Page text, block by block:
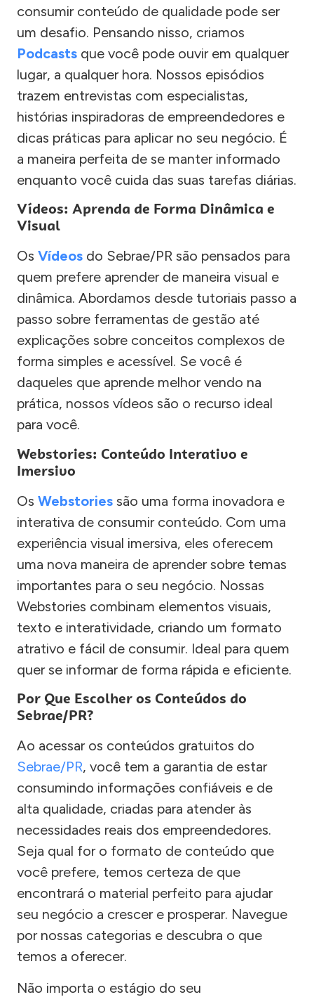
consumir conteúdo de qualidade pode ser
um desafio. Pensando nisso, criamos
Podcasts que você pode ouvir em qualquer
lugar, a qualquer hora. Nossos episódios
trazem entrevistas com especialistas,
histórias inspiradoras de empreendedores e
dicas práticas para aplicar no seu negócio. É
a maneira perfeita de se manter informado
enquanto você cuida das suas tarefas diárias.
Vídeos: Aprenda de Forma Dinâmica e
Visual
Os Vídeos do Sebrae/PR são pensados para
quem prefere aprender de maneira visual e
dinâmica. Abordamos desde tutoriais passo a
passo sobre ferramentas de gestão até
explicações sobre conceitos complexos de
forma simples e acessível. Se você é
daqueles que aprende melhor vendo na
prática, nossos vídeos são o recurso ideal
para você.
Webstories: Conteúdo Interativo e
Imersivo
Os Webstories são uma forma inovadora e
interativa de consumir conteúdo. Com uma
experiência visual imersiva, eles oferecem
uma nova maneira de aprender sobre temas
importantes para o seu negócio. Nossas
Webstories combinam elementos visuais,
texto e interatividade, criando um formato
atrativo e fácil de consumir. Ideal para quem
quer se informar de forma rápida e eficiente.
Por Que Escolher os Conteúdos do
Sebrae/PR?
Ao acessar os conteúdos gratuitos do
Sebrae/PR, você tem a garantia de estar
consumindo informações confiáveis e de
alta qualidade, criadas para atender às
necessidades reais dos empreendedores.
Seja qual for o formato de conteúdo que
você prefere, temos certeza de que
encontrará o material perfeito para ajudar
seu negócio a crescer e prosperar. Navegue
por nossas categorias e descubra o que
temos a oferecer.
Não importa o estágio do seu